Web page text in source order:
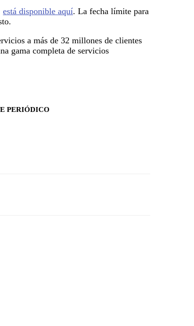
está disponible aquí. La fecha límite para
a más de 32 millones de clientes
gama completa de servicios
PERIÓDICO